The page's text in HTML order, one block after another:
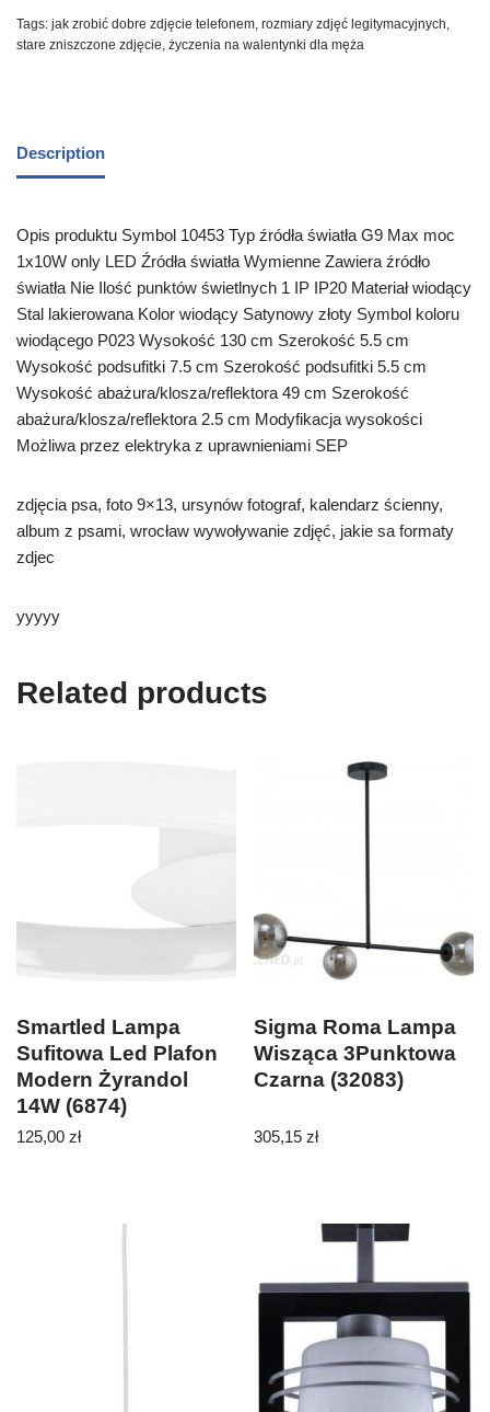
Tags: jak zrobić dobre zdjęcie telefonem rozmiary zdjęć legitymacyjnych
stare zniszczone zdjęcie życzenia na walentynki dla męża
Description
Opis produktu Symbol 10453 Typ źródła światła G9 Max moc
1x10W only LED Źródła światła Wymienne Zawiera źródło
światła Nie Ilość punktów świetlnych 1 IP IP20 Materiał wiodący
Stal lakierowana Kolor wiodący Satynowy złoty Symbol koloru
wiodącego P023 Wysokość 130 cm Szerokość 5.5 cm
Wysokość podsufitki 7.5 cm Szerokość podsufitki 5.5 cm
Wysokość abażura/klosza/reflektora 49 cm Szerokość
abażura/klosza/reflektora 2.5 cm Modyfikacja wysokości
Możliwa przez elektryka z uprawnieniami SEP
zdjęcia psa, foto 9×13, ursynów fotograf, kalendarz ścienny,
album z psami, wrocław wywoływanie zdjęć, jakie sa formaty
zdjec
yyyyy
Related products
Smartled Lampa
Sufitowa Led Plafon
Modern Żyrandol
14W (6874)
125,00 zł
Sigma Roma Lampa
Wisząca 3Punktowa
Czarna (32083)
305,15zł